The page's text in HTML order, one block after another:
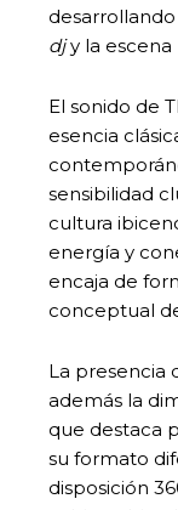
djy la escena
El sonido de
esencia
sensibilidad
cultura
energía y
encaja de
conceptual
La presencia
además la
que destaca
su formato
disposición